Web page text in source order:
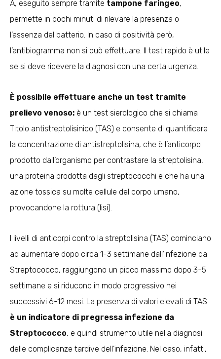
A, eseguito sempre tramite tampone faringeo,
permette in pochi minuti di rilevare la presenza o
l’assenza del batterio. In caso di positività però,
l’antibiogramma non si può effettuare. Il test rapido è utile
se si deve ricevere la diagnosi con una certa urgenza.
È possibile effettuare anche un test tramite
prelievo venoso: è un test sierologico che si chiama
Titolo antistreptolisinico (TAS) e consente di quantificare
la concentrazione di antistreptolisina, che è l’anticorpo
prodotto dall’organismo per contrastare la streptolisina,
una proteina prodotta dagli streptococchi e che ha una
azione tossica su molte cellule del corpo umano,
provocandone la rottura (lisi).
I livelli di anticorpi contro la streptolisina (TAS) cominciano
ad aumentare dopo circa 1-3 settimane dall’infezione da
Streptococco, raggiungono un picco massimo dopo 3-5
settimane e si riducono in modo progressivo nei
successivi 6-12 mesi. La presenza di valori elevati di TAS
è un indicatore di pregressa infezione da
Streptococco, e quindi strumento utile nella diagnosi
delle complicanze tardive dell’infezione. Nel caso, infatti,